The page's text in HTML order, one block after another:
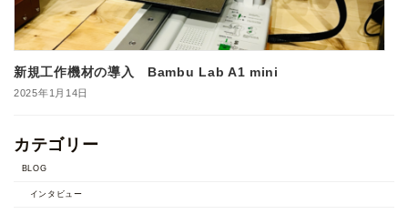
新規工作機材の導入 Bambu Lab A1 mini
2025年1月14日
カテゴリー
BLOG
インタビュー